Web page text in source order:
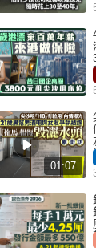
01:07